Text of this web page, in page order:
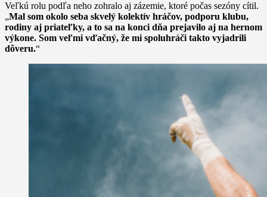
Veľkú rolu podľa neho zohralo aj zázemie, ktoré počas sezóny cítil.
„Mal som okolo seba skvelý kolektív hráčov, podporu klubu,
rodiny aj priateľky, a to sa na konci dňa prejavilo aj na hernom
výkone. Som veľmi vďačný, že mi spoluhráči takto vyjadrili
dôveru.“